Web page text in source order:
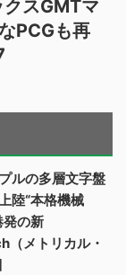
スGMTマ
PCGも再
ルの多層文字盤
陸“本格機械
発の新
メトリカル・